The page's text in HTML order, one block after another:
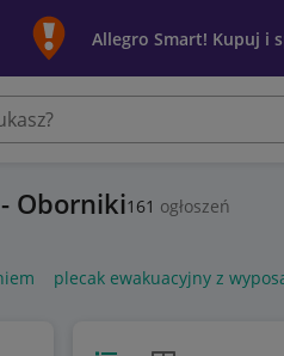
Allegro Smart! Kupuj i
Oborniki161 ogłoszeń
plecak ewakuacyjny z